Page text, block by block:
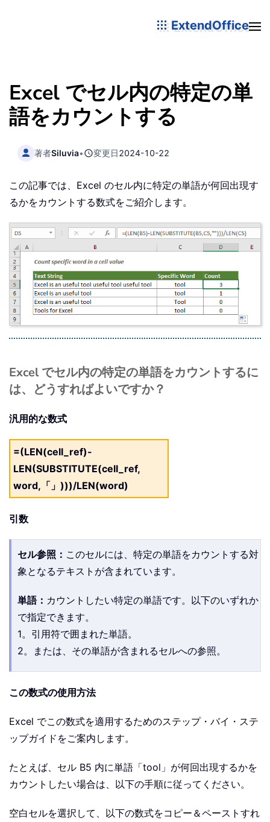
ExtendOffice
Excel でセル内の特定の単
語をカウントする
著者Siluvia• 変更日2024-10-22
この記事では、Excel のセル内に特定の単語が何回出現す
るかをカウントする数式をご紹介します。
Excel でセル内の特定の単語をカウントするに
は、どうすればよいですか？
汎用的な数式
=(LEN(cell_ref)-
LEN(SUBSTITUTE(cell_ref,
word,「」)))/LEN(word)
引数
セル参照： このセルには、特定の単語をカウントする対
象となるテキストが含まれています。
単語： カウントしたい特定の単語です。以下のいずれか
で指定できます。
1。引用符で囲まれた単語。
2。または、その単語が含まれるセルへの参照。
この数式の使用方法
Excel でこの数式を適用するためのステップ・バイ・ステ
ップガイドをご案内します。
たとえば、セル B5 内に単語「tool」が何回出現するかを
カウントしたい場合は、以下の手順に従ってください。
空白セルを選択して、以下の数式をコピー＆ペーストすれ